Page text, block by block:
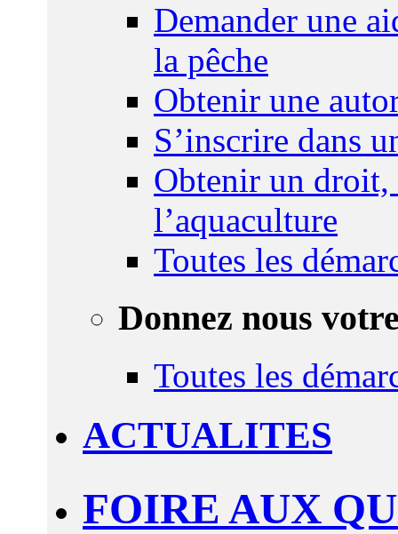
Demander une
la pêche
Obtenir une
S’inscrire dans
Obtenir un droit,
l’aquaculture
Toutes les
Donnez nous
Toutes les
ACTUALITES
FOIRE AUX